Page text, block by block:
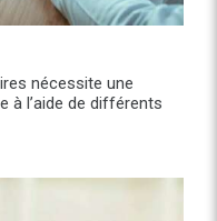
nécessite une
à l’aide de différents